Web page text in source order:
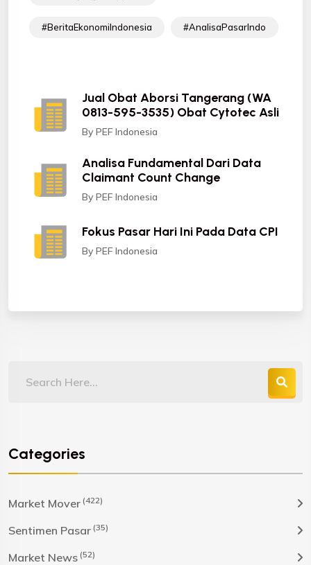
#BeritaEkonomiIndonesia #AnalisaPasarIndo
Jual Obat Aborsi Tangerang (WA
0813-595-3535) Obat Cytotec Asli
By PEF Indonesia
Analisa Fundamental Dari Data
Claimant Count Change
By PEF Indonesia
Fokus Pasar Hari Ini Pada Data CPI
By PEF Indonesia
Categories
Market Mover (422)
Sentimen Pasar (35)
Market News (52)